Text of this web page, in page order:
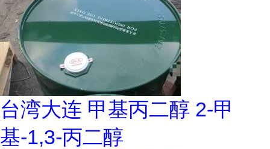
台湾大连 甲基丙二醇 2-甲
基-1,3-丙二醇